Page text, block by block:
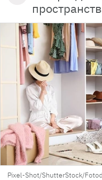
Pixel-Shot/ShutterStock/